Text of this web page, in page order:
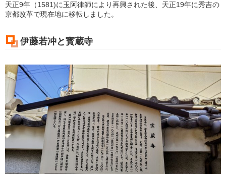
天正9年（1581)に玉阿律師により再興された後、天正19年に秀吉の
京都改革で現在地に移転しました。
伊藤若冲と寳蔵寺